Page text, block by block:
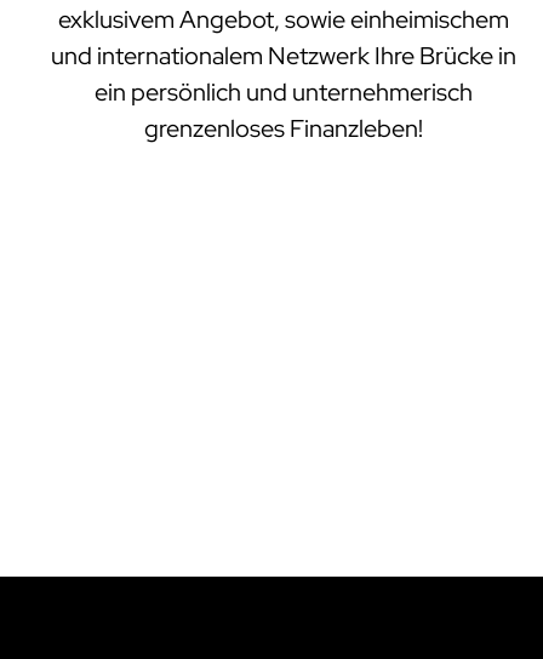
exklusivem Angebot, sowie einheimischem
und internationalem Netzwerk Ihre Brücke in
ein persönlich und unternehmerisch
grenzenloses Finanzleben!